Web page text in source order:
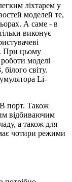
ліхтарем у
моделей те,
А саме - в
виконує
При цьому
моделі
світу.
Li-
порт. Також
відбиваючим
а також для
чотири режими